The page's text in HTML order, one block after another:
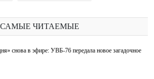
САМЫЕ ЧИТАЕМЫЕ
снова в эфире: УВБ-76 передала новое загадочное